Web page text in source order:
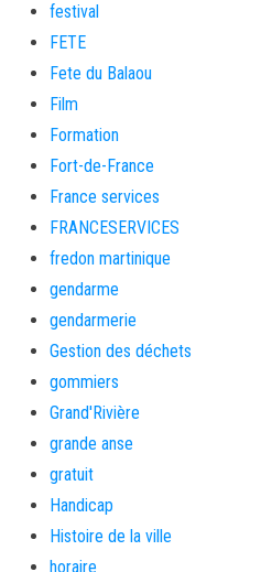
festival
FETE
Fete du Balaou
Film
Formation
Fort-de-France
France services
FRANCESERVICES
fredon martinique
gendarme
gendarmerie
Gestion des déchets
gommiers
Grand'Rivière
grande anse
gratuit
Handicap
Histoire de la ville
horaire